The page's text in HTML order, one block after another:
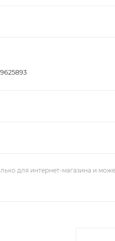
для интернет-магазина и